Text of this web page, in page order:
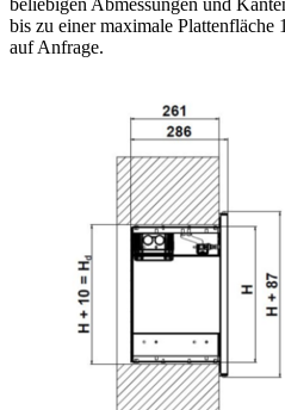
beliebigen Abmessungen und
bis zu einer maximale Plattenfläche
auf Anfrage.